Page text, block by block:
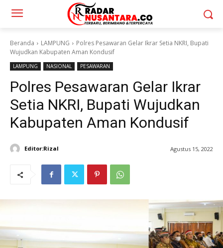
Beranda LAMPUNG
Polres Pesawaran Gelar Ikrar Setia NKRI, Bupati
Wujudkan Kabupaten Aman Kondusif
LAMPUNG NASIONAL PESAWARAN
Polres Pesawaran Gelar Ikrar
Setia NKRI, Bupati Wujudkan
Kabupaten Aman Kondusif
Editor:Rizal Agustus 15, 2022